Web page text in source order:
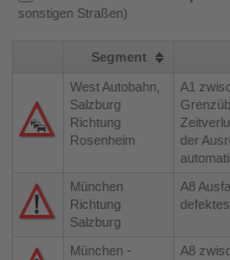
sonstigen Straßen)
Segment
West Autobahn,
Salzburg
Richtung
Rosenheim
A1
der
München
Richtung
Salzburg
A8
München -
A8